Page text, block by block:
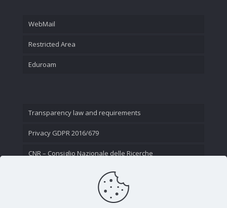
WebMail
Restricted Area
Eduroam
Transparency law and requirements
Privacy GDPR 2016/679
CNR – Consiglio Nazionale delle Ricerche